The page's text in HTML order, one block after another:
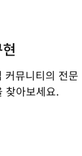
뮤니티의 전문
찾아보세요.